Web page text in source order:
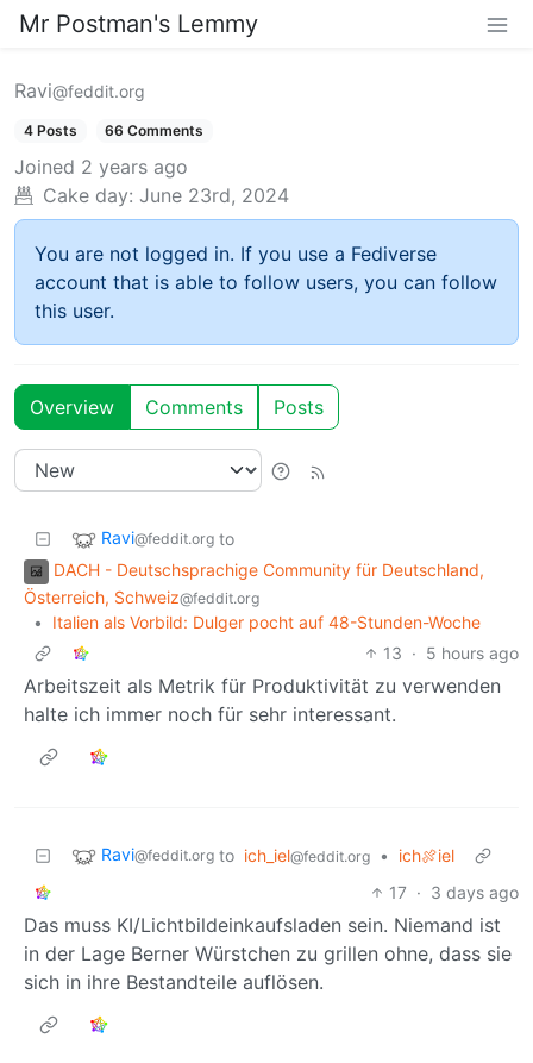
Mr Postman's Lemmy
Ravi@feddit.org
4 Posts 66 Comments
Joined 2 years ago
Cake day: June 23rd, 2024
You are not logged in. If you use a Fediverse
account that is able to follow users, you can follow
this user.
Overview Comments Posts
Ravi@feddit.org to
DACH - Deutschsprachige Community für Deutschland,
Österreich, Schweiz@feddit.org
•
Italien als Vorbild: Dulger pocht auf 48-Stunden-Woche
13 · 5 hours ago
Arbeitszeit als Metrik für Produktivität zu verwenden
halte ich immer noch für sehr interessant.
Ravi@feddit.org to ich_iel@feddit.org •
ich🍖iel
17 · 3 days ago
Das muss KI/Lichtbildeinkaufsladen sein. Niemand ist
in der Lage Berner Würstchen zu grillen ohne, dass sie
sich in ihre Bestandteile auflösen.